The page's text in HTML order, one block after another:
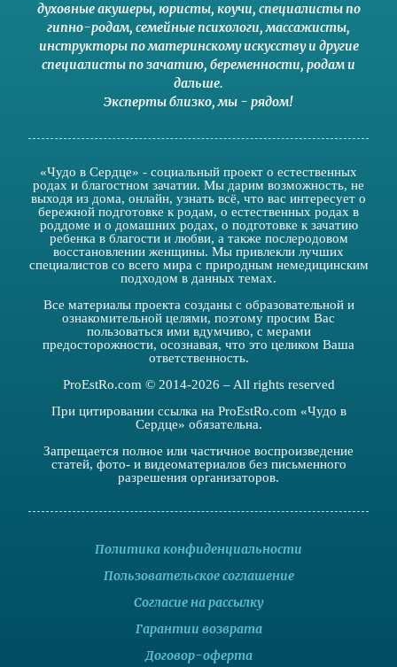
духовные акушеры, юристы, коучи, специалисты по
гипно-родам, семейные психологи,массажисты,
инструкторы по материнскому искусствуи другие
специалисты по зачатию, беременности, родами
дальше.
Эксперты близко,мы - рядом!
«Чудо в Сердце» - социальный проект о естественных
родах и благостном зачатии. Мы дарим возможность, не
выходя из дома, онлайн, узнать всё, что вас интересует о
бережной подготовке к родам, о естественных родах в
роддоме и о домашних родах, о подготовке к зачатию
ребенка в благости и любви, а также послеродовом
восстановлении женщины. Мы привлекли лучших
специалистов со всего мира с природным немедицинским
подходом в данных темах.
Все материалы проекта созданы с образовательной и
ознакомительной целями, поэтому просим Вас
пользоваться ими вдумчиво, с мерами
предосторожности, осознавая, что это целиком Ваша
ответственность.
ProEstRo.com © 2014-2026 – All rights reserved
При цитировании ссылка на ProEstRo.com «Чудо в
Сердце» обязательна.
Запрещается полное или частичное воспроизведение
статей, фото- и видеоматериалов без письменного
разрешения организаторов.
Политика конфиденциальности
Пользовательское соглашение
Согласие на рассылку
Гарантии возврата
Договор-оферта